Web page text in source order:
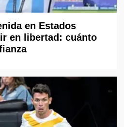
en Estados
en libertad: cuánto